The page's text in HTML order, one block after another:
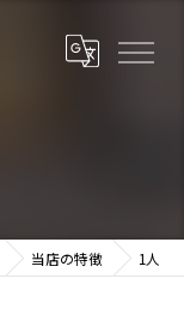
当店の特徴 1人